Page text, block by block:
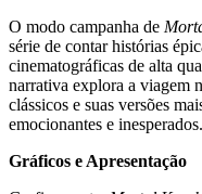
O modo campanha de
série de contar histórias
cinematográficas de alta
narrativa explora a viagem
clássicos e suas versões
emocionantes e inesperados.
Gráficos e Apresentação